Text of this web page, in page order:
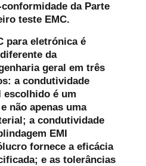
da Parte
teste EMC.
para eletrónica é
da
geral em três
a condutividade
é um
não apenas uma
a condutividade
EMI
fornece a eficácia
e as tolerâncias